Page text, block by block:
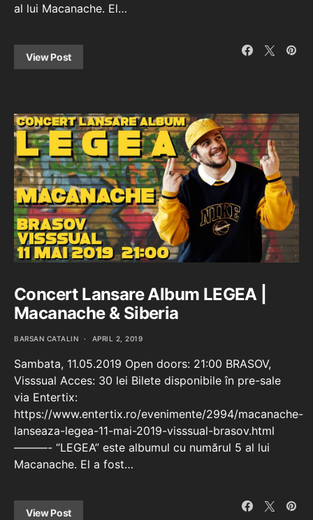
al lui Macanache. El…
View Post
Concert Lansare Album LEGEA |
Macanache & Siberia
BARSAN CATALIN APRIL 2, 2019
Sambata, 11.05.2019 Open doors: 21:00 BRASOV,
Visssual Acces: 30 lei Bilete disponibile în pre-sale
via Entertix:
https://www.entertix.ro/evenimente/2994/macanache-
lanseaza-legea-11-mai-2019-visssual-brasov.html
———- “LEGEA” este albumul cu numărul 5 al lui
Macanache. El a fost…
View Post